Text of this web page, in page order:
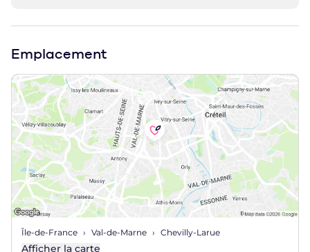
Emplacement
Île-de-France Val-de-Marne Chevilly-Larue
Afficher la carte